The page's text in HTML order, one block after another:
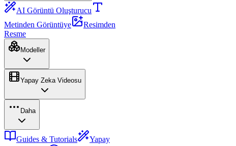
AI Görüntü Oluşturucu
Metinden Görüntüye
Resimden
Resme
Modeller
Yapay Zeka Videosu
Daha
Guides & Tutorials
Yapay